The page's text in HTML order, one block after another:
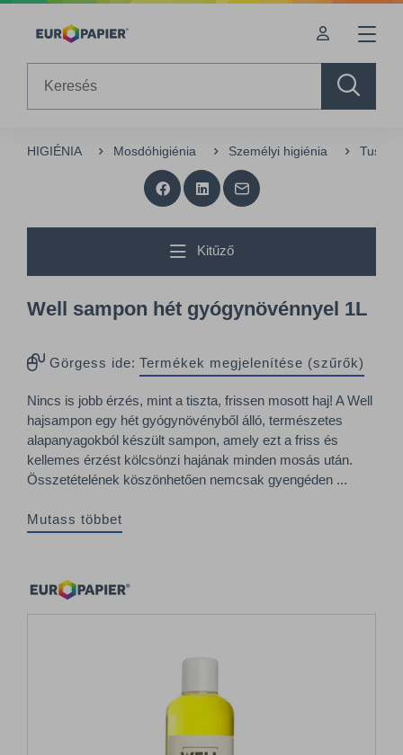
Table Of Content
HIGIÉNIA Mosdóhigiénia Személyi higiénia
Kitűző
Well sampon hét gyógynövénnyel 1L
Görgess ide: Termékek megjelenítése (szűrők)
Nincs is jobb érzés, mint a tiszta, frissen mosott haj! A Well
hajsampon egy hét gyógynövényből álló, természetes
alapanyagokból készült sampon, amely ezt a friss és
kellemes érzést kölcsönzi hajának minden mosás után.
Összetételének köszönhetően nemcsak gyengéden ...
Mutass többet